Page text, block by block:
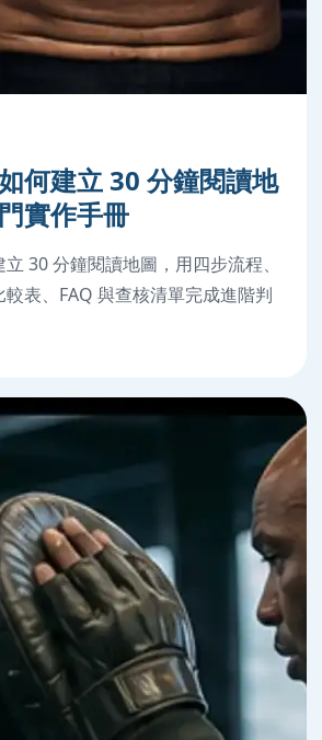
何建立 30 分鐘閱讀地
實作手冊
30 分鐘閱讀地圖，用四步流程、
表、FAQ 與查核清單完成進階判